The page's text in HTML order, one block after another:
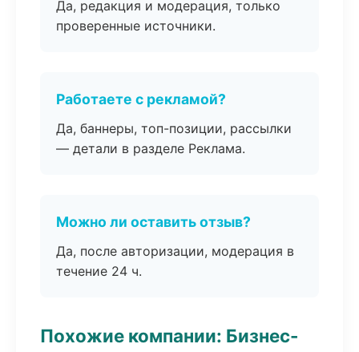
Да, редакция и модерация, только
проверенные источники.
Работаете с рекламой?
Да, баннеры, топ-позиции, рассылки
— детали в разделе Реклама.
Можно ли оставить отзыв?
Да, после авторизации, модерация в
течение 24 ч.
Похожие компании: Бизнес-